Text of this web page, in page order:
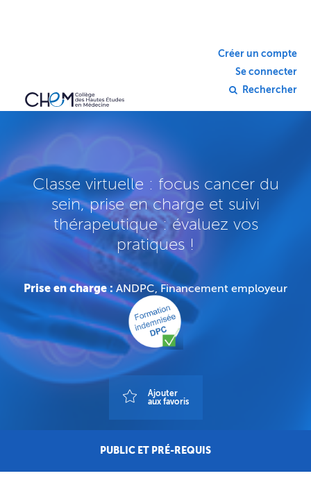
Créer un compte
Se connecter
Rechercher
Classe virtuelle : focus cancer du
sein, prise en charge et suivi
thérapeutique : évaluez vos
pratiques !
Prise en charge :ANDPC, Financement employeur
Ajouter
aux favoris
PUBLIC ET PRÉ-REQUIS